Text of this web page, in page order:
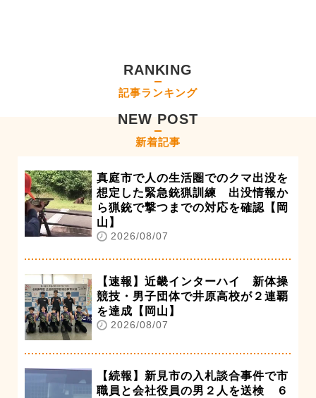
RANKING
記事ランキング
NEW POST
新着記事
真庭市で人の生活圏でのクマ出没を
想定した緊急銃猟訓練 出没情報か
ら猟銃で撃つまでの対応を確認【岡
山】
2026/08/07
【速報】近畿インターハイ 新体操
競技・男子団体で井原高校が２連覇
を達成【岡山】
2026/08/07
【続報】新見市の入札談合事件で市
職員と会社役員の男２人を送検 ６